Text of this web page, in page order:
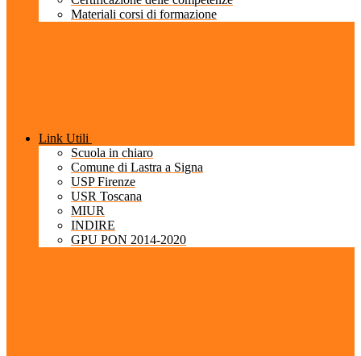
Materiali corsi di formazione
Link Utili
Scuola in chiaro
Comune di Lastra a Signa
USP Firenze
USR Toscana
MIUR
INDIRE
GPU PON 2014-2020